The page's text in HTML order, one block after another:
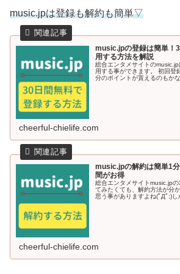
music.jpは登録も解約も簡単▽
music.jpの登録は簡単！
用する方法を解説
総合エンタメサイトの
用する事ができます。 初回登
分のポイントが貰えるのもか
cheerful-chielife.com
music.jpの解約は簡単1
間がお得
総合エンタメサイトmusic.jpの
てみたくても、解約方法が分
思う事がありますよね(ﾟДﾟ;)し
cheerful-chielife.com